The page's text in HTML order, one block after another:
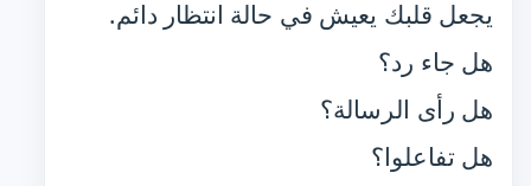
يجعل قلبك يعيش في حالة انتظار دائم.
هل جاء رد؟
هل رأى الرسالة؟
هل تفاعلوا؟